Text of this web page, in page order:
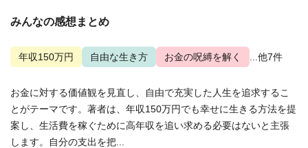
みんなの感想まとめ
年収150万円 自由な生き方 お金の呪縛を解く ...他7件
お金に対する価値観を見直し、自由で充実した人生を追求するこ
とがテーマです。著者は、年収150万円でも幸せに生きる方法を提
案し、生活費を稼ぐために高年収を追い求める必要はないと主張
します。自分の支出を把...